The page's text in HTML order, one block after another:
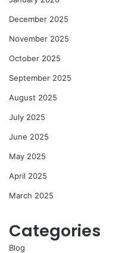
December 2025
November 2025
October 2025
September 2025
August 2025
July 2025
June 2025
May 2025
April 2025
March 2025
Categories
Blog